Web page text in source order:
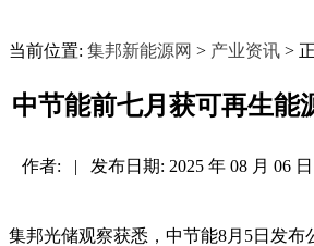
当前位置: 集邦新能源网 > 产业资讯 >
中节能前七月获可再生能
作者: | 发布日期: 2025 年 08 月 06
集邦光储观察获悉，中节能8月5日发布